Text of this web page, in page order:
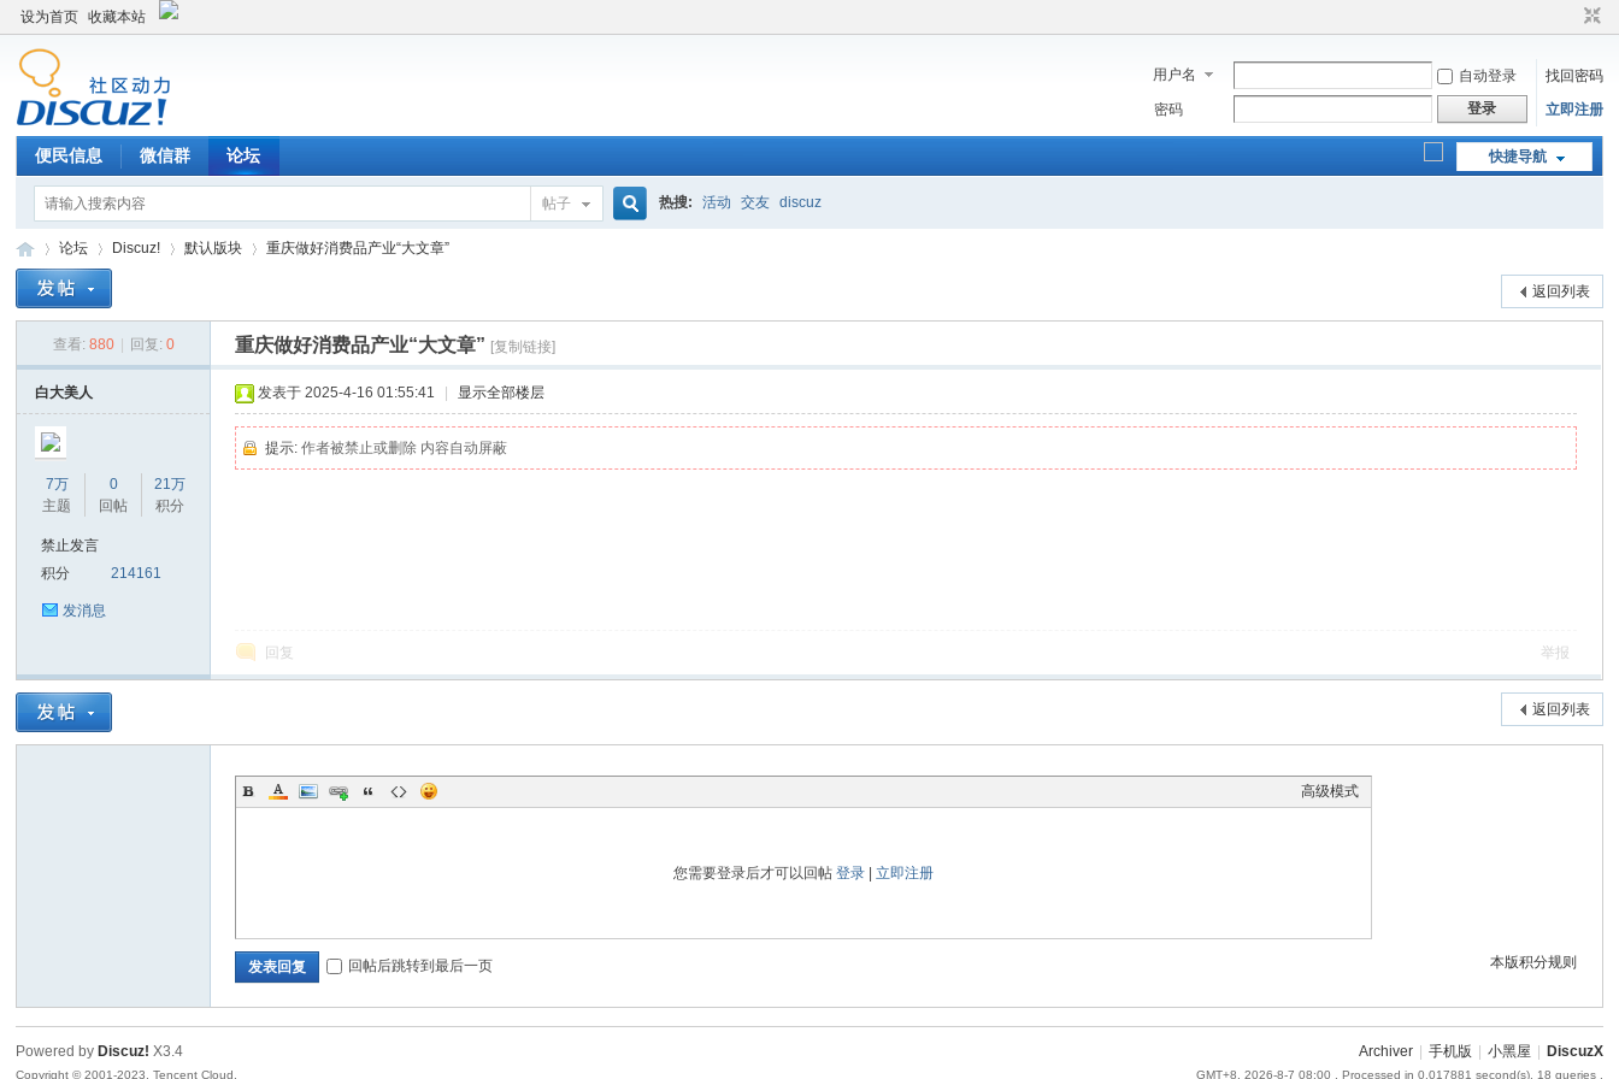
设为首页 收藏本站
用户名 自动登录
找回密码
密码
登录 立即注册
快捷导航
便民信息 微信群 论坛
帖子 热搜: 活动 交友 discuz
Bo
论坛
›
Discuz!
›
默认版块
›
重庆做好消费品产业“大文章”
返回列表
查看: 880 回复: 0 重庆做好消费品产业“大文章” [复制链接]
白大美人
7万
主题
0
回帖
21万
积分
禁止发言
积分
214161
发消息
发表于 2025-4-16 01:55:41 显示全部楼层
提示:作者被禁止或删除 内容自动屏蔽
回复 举报
返回列表
高级模式
您需要登录后才可以回帖登录 |立即注册
本版积分规则
发表回复 回帖后跳转到最后一页
Archiver 手机版 小黑屋 DiscuzX
GMT+8, 2026-8-7 08:00 , Processed in 0.017881 second(s), 18 queries .
Powered by Discuz! X3.4
Copyright © 2001-2023, Tencent Cloud.